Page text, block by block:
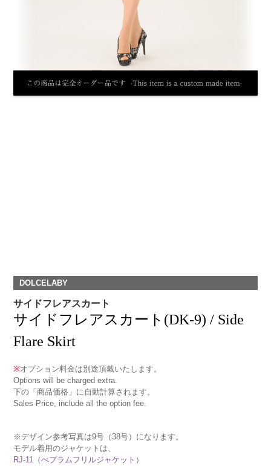
DOLCELABY
サイドフレアスカート
サイドフレアスカート(DK-9) / Side
Flare Skirt
※オプション料金は別途頂戴いたします。
Options will be charged extra.
下の「商品価格」に自動計算されます。
Sales Price, include all the option fee.
※デザイン参考写真は9号（38号）になります。
モデル着用のジャケットは、
RJ-11（ぺプラムフリルジャケット）